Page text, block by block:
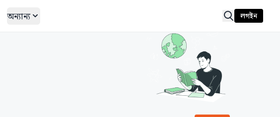
অন্যান্য লগইন